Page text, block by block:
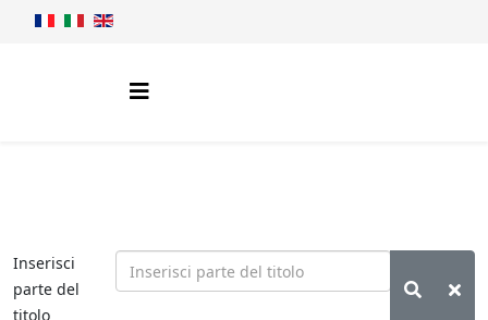
Inserisci
parte del
titolo